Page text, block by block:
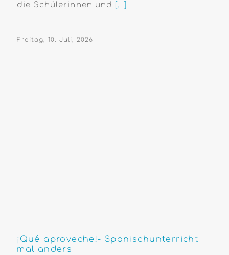
die Schülerinnen und
[...]
Freitag, 10. Juli, 2026
¡Qué aproveche!- Spanischunterricht
mal anders